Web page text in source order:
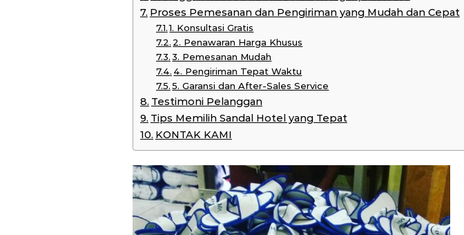
Proses Pemesanan dan Pengiriman yang Mudah dan Cepat
1. Konsultasi Gratis
2. Penawaran Harga Khusus
3. Pemesanan Mudah
4. Pengiriman Tepat Waktu
5. Garansi dan After-Sales Service
Testimoni Pelanggan
Tips Memilih Sandal Hotel yang Tepat
KONTAK KAMI